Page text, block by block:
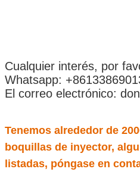
Cualquier interés, por
Whatsapp:
El correo electrónico:
Tenemos alrededor de
boquillas de inyector,
listadas, póngase en